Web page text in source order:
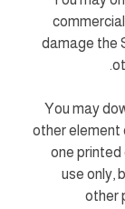
damage the
You may
other element
one printed
use only,
other